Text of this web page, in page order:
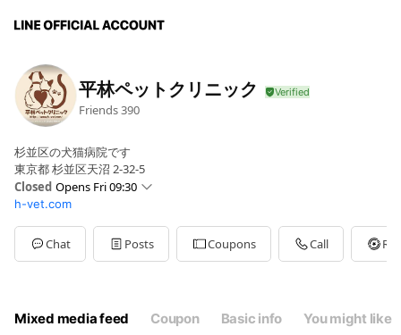
平林ペットクリニック
Friends390
杉並区の犬猫病院です
東京都 杉並区天沼 2-32-5
Closed Opens Fri 09:30
Sun09:30 - 12:30
Mon09:30 - 12:30,15:30 - 19:00
Tue09:30 - 12:30,15:30 - 19:00
Wed09:30 - 12:30
Sat
09:30 - 12:30,15:30 - 19:00
水曜午後と日曜午後は休診となります
h-vet.com
Chat Posts Coupons Call
Mixed media feed Coupon Basic info You might like